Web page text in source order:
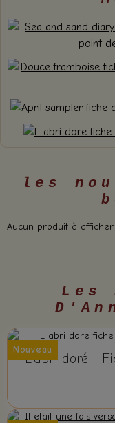
les
Aucun produit à afficher
Les
Nouveau
L'abri doré -